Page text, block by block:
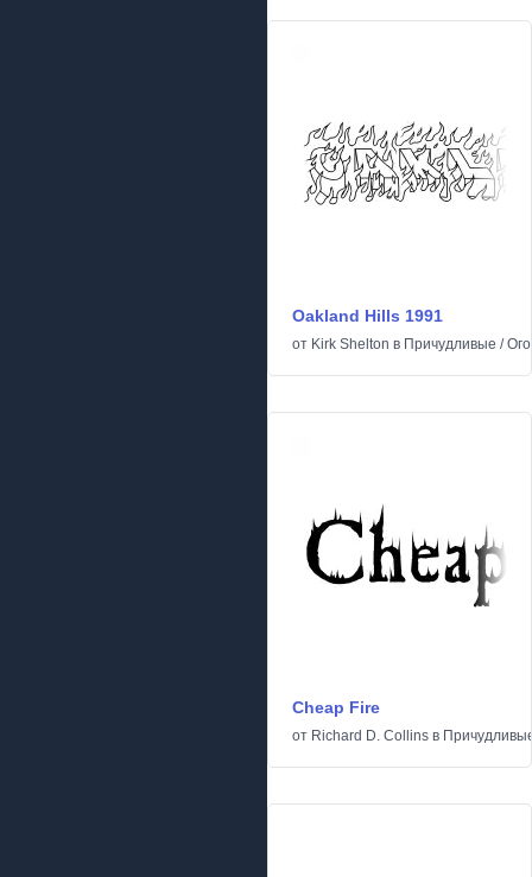
Oakland Hills 1991
от Kirk Shelton в Причудливые /
Cheap Fire
от Richard D. Collins в